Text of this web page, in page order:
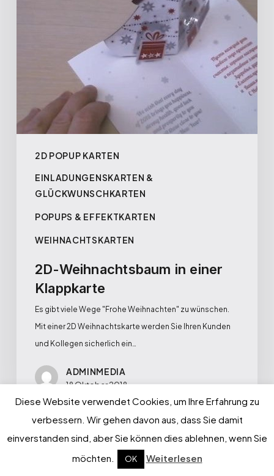
2D POPUP KARTEN
EINLADUNGENSKARTEN &
GLÜCKWUNSCHKARTEN
POPUPS & EFFEKTKARTEN
WEIHNACHTSKARTEN
2D-Weihnachtsbaum in einer
Klappkarte
Es gibt viele Wege "Frohe Weihnachten" zu wünschen.
Mit einer 2D Weihnachtskarte werden Sie Ihren Kunden
und Kollegen sicherlich ein…
ADMINMEDIA
18 Oktober 2018
Diese Website verwendet Cookies, um Ihre Erfahrung zu
verbessern. Wir gehen davon aus, dass Sie damit
einverstanden sind, aber Sie können dies ablehnen, wenn Sie
möchten.
OK Weiterlesen